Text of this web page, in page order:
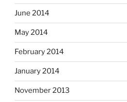
June 2014
May 2014
February 2014
January 2014
November 2013